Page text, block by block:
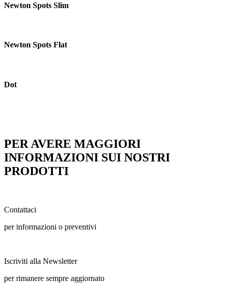
Newton Spots Slim
Newton Spots Flat
Dot
PER AVERE MAGGIORI
INFORMAZIONI SUI NOSTRI
PRODOTTI
Contattaci
per informazioni o preventivi
Iscriviti alla Newsletter
per rimanere sempre aggiornato